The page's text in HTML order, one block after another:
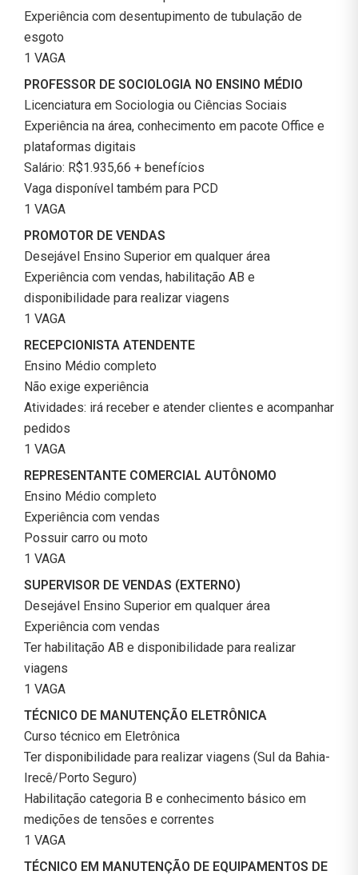
Experiência com desentupimento de tubulação de
esgoto
1 VAGA
PROFESSOR DE SOCIOLOGIA NO ENSINO MÉDIO
Licenciatura em Sociologia ou Ciências Sociais
Experiência na área, conhecimento em pacote Office e
plataformas digitais
Salário: R$1.935,66 + benefícios
Vaga disponível também para PCD
1 VAGA
PROMOTOR DE VENDAS
Desejável Ensino Superior em qualquer área
Experiência com vendas, habilitação AB e
disponibilidade para realizar viagens
1 VAGA
RECEPCIONISTA ATENDENTE
Ensino Médio completo
Não exige experiência
Atividades: irá receber e atender clientes e acompanhar
pedidos
1 VAGA
REPRESENTANTE COMERCIAL AUTÔNOMO
Ensino Médio completo
Experiência com vendas
Possuir carro ou moto
1 VAGA
SUPERVISOR DE VENDAS (EXTERNO)
Desejável Ensino Superior em qualquer área
Experiência com vendas
Ter habilitação AB e disponibilidade para realizar
viagens
1 VAGA
TÉCNICO DE MANUTENÇÃO ELETRÔNICA
Curso técnico em Eletrônica
Ter disponibilidade para realizar viagens (Sul da Bahia-
Irecê/Porto Seguro)
Habilitação categoria B e conhecimento básico em
medições de tensões e correntes
1 VAGA
TÉCNICO EM MANUTENÇÃO DE EQUIPAMENTOS DE